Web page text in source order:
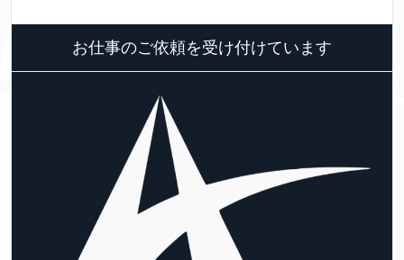
お仕事のご依頼を受け付けています